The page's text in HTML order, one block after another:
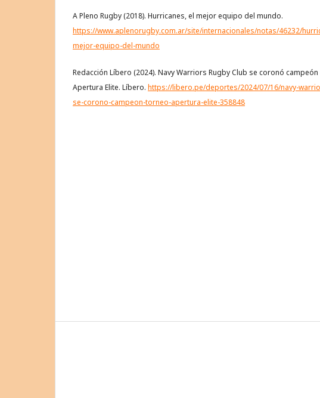
A Pleno Rugby (2018). Hurricanes, el mejor equipo del mundo.
https://www.aplenorugby.com.ar/site/internacionales/notas/46232/
mejor-equipo-del-mundo
Redacción Líbero (2024). Navy Warriors Rugby Club se coronó
Apertura Elite. Líbero. https://libero.pe/deportes/2024/07/16/navy-
se-corono-campeon-torneo-apertura-elite-358848